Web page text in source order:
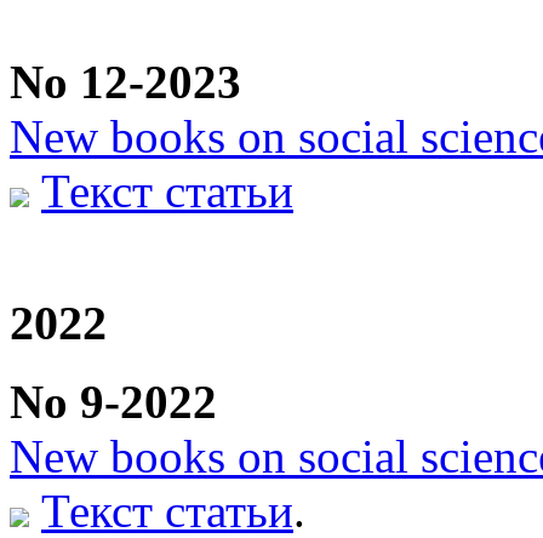
No 12-2023
New books on social
Текст статьи
2022
No 9-2022
New books on social
Текст статьи.